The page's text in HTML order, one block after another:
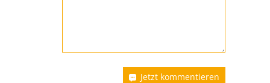
Jetzt kommentieren